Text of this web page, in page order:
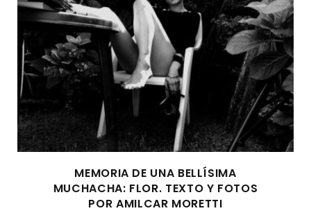
MEMORIA DE UNA BELLÍSIMA
MUCHACHA: FLOR. TEXTO Y FOTOS
POR AMILCAR MORETTI